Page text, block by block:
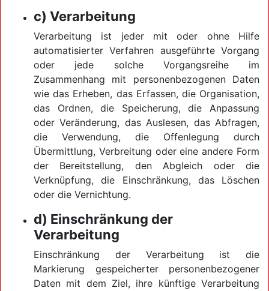
c) Verarbeitung
Verarbeitung ist jeder mit oder ohne Hilfe
automatisierter Verfahren ausgeführte Vorgang
oder jede solche Vorgangsreihe im
Zusammenhang mit personenbezogenen Daten
wie das Erheben, das Erfassen, die Organisation,
das Ordnen, die Speicherung, die Anpassung
oder Veränderung, das Auslesen, das Abfragen,
die Verwendung, die Offenlegung durch
Übermittlung, Verbreitung oder eine andere Form
der Bereitstellung, den Abgleich oder die
Verknüpfung, die Einschränkung, das Löschen
oder die Vernichtung.
d) Einschränkung der
Verarbeitung
Einschränkung der Verarbeitung ist die
Markierung gespeicherter personenbezogener
Daten mit dem Ziel, ihre künftige Verarbeitung